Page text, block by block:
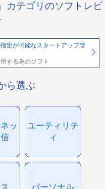
カテゴリのソフトレビ
定が可能なスタートアップ管
する為のソフト
ら選ぶ
ッ
ユーティリテ
ィ